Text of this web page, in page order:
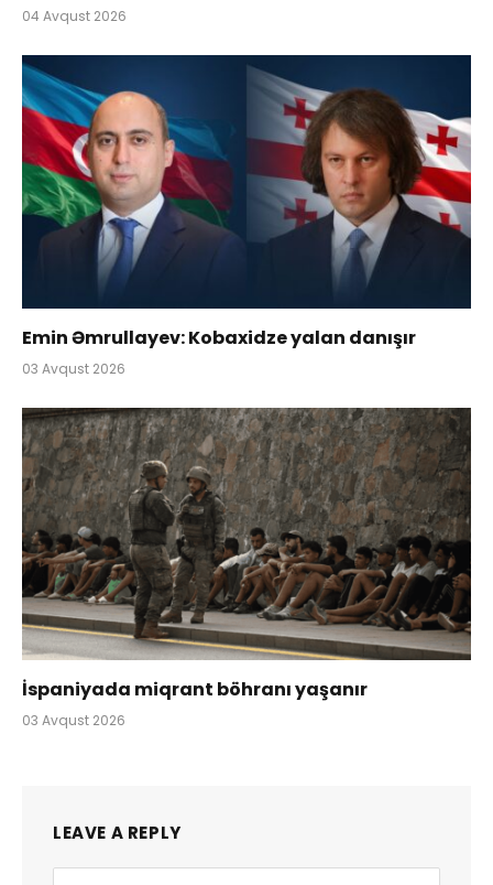
04 Avqust 2026
Emin Əmrullayev: Kobaxidze yalan danışır
03 Avqust 2026
İspaniyada miqrant böhranı yaşanır
03 Avqust 2026
LEAVE A REPLY